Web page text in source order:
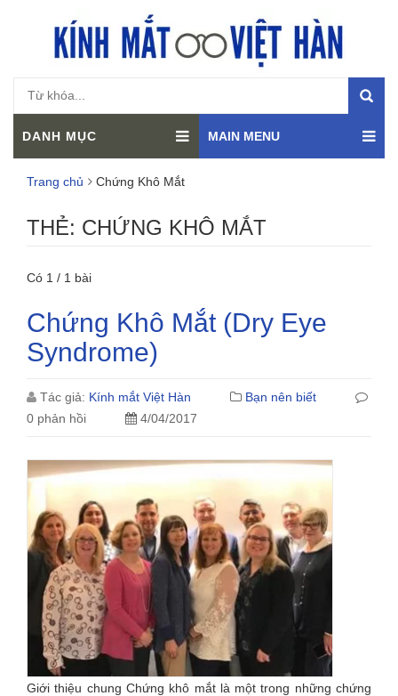
DANH MỤC MAIN MENU
Trang chủ Chứng Khô Mắt
THẺ: CHỨNG KHÔ MẮT
Có 1 / 1 bài
Chứng Khô Mắt (Dry Eye
Syndrome)
Tác giả: Kính mắt Việt Hàn
Bạn nên biết
0 phản hồi
4/04/2017
Giới thiệu chung Chứng khô mắt là một trong những chứng